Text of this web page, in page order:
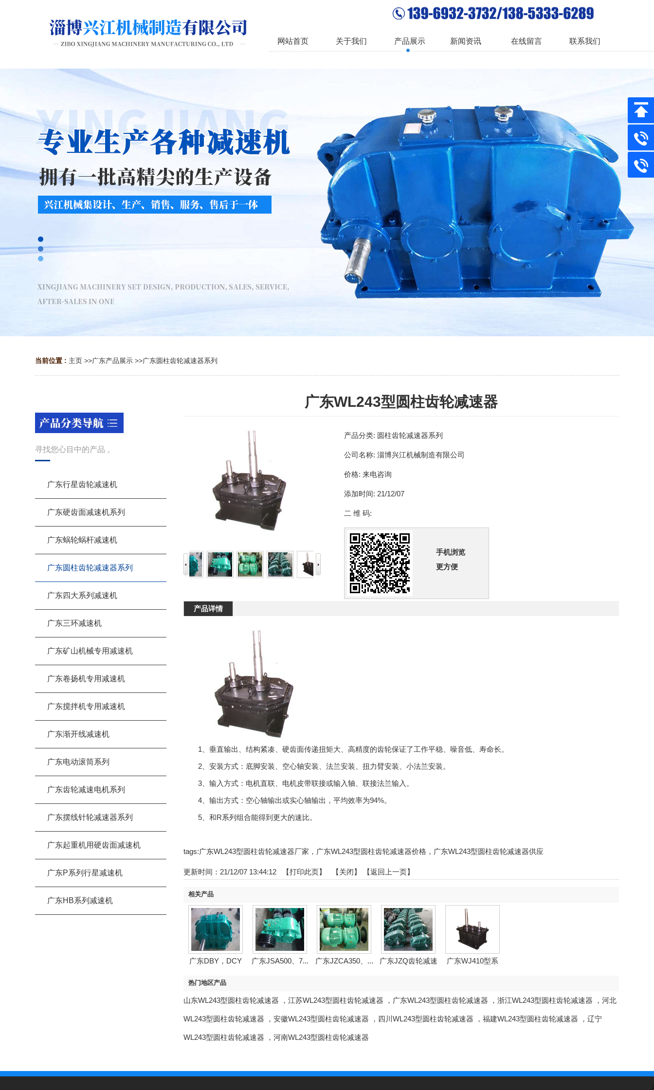
网站首页 关于我们 产品展示 新闻资讯 在线留言 联系我们
当前位置 : 主页 >>广东产品展示 >>广东圆柱齿轮减速器系列
寻找您心目中的产品 。
广东行星齿轮减速机
广东硬齿面减速机系列
广东蜗轮蜗杆减速机
广东圆柱齿轮减速器系列
广东四大系列减速机
广东三环减速机
广东矿山机械专用减速机
广东卷扬机专用减速机
广东搅拌机专用减速机
广东渐开线减速机
广东电动滚筒系列
广东齿轮减速电机系列
广东摆线针轮减速器系列
广东起重机用硬齿面减速机
广东P系列行星减速机
广东HB系列减速机
广东WL243型圆柱齿轮减速器
产品分类: 圆柱齿轮减速器系列
公司名称: 淄博兴江机械制造有限公司
价格: 来电咨询
添加时间: 21/12/07
二 维 码:
手机浏览
更方便
产品详情
1、垂直输出、结构紧凑、硬齿面传递扭矩大、高精度的齿轮保证了工作平稳、噪音低、寿命长。
2、安装方式：底脚安装、空心轴安装、法兰安装、扭力臂安装、小法兰安装。
3、输入方式：电机直联、电机皮带联接或输入轴、联接法兰输入。
4、输出方式：空心轴输出或实心轴输出，平均效率为94%。
5、和R系列组合能得到更大的速比。
tags:广东WL243型圆柱齿轮减速器厂家，广东WL243型圆柱齿轮减速器价格，广东WL243型圆柱齿轮减速器供应
更新时间：21/12/07 13:44:12 【打印此页】 【关闭】 【返回上一页】
相关产品
广东DBY，DCY
广东JSA500、7... 广东JZCA350、...
广东JZQ齿轮减速
广东WJ410型系
热门地区产品
山东WL243型圆柱齿轮减速器 ， 江苏WL243型圆柱齿轮减速器 ， 广东WL243型圆柱齿轮减速器 ， 浙江WL243型圆柱齿轮减速器 ， 河北
WL243型圆柱齿轮减速器 ， 安徽WL243型圆柱齿轮减速器 ， 四川WL243型圆柱齿轮减速器 ， 福建WL243型圆柱齿轮减速器 ， 辽宁
WL243型圆柱齿轮减速器 ， 河南WL243型圆柱齿轮减速器